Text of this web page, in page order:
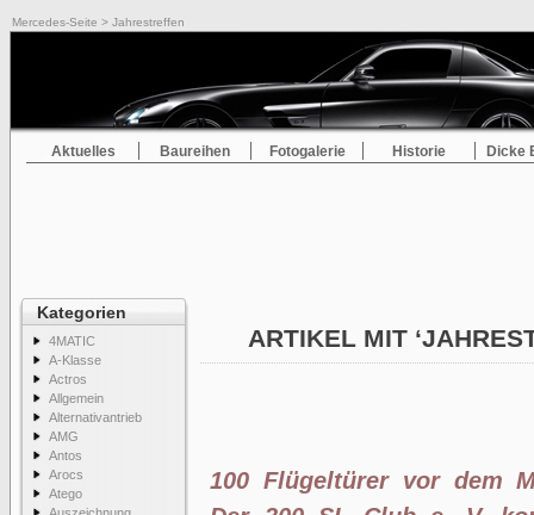
Mercedes-Seite > Jahrestreffen
Aktuelles Baureihen Fotogalerie Historie Dicke
Kategorien
4MATIC
A-Klasse
Actros
Allgemein
Alternativantrieb
AMG
Antos
Arocs
Atego
ARTIKEL MIT
100 Flügeltürer vor dem